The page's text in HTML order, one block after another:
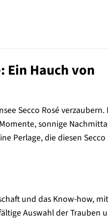
Ein Hauch von
Secco Rosé verzaubern.
sonnige
Perlage, die diesen Secco
und das Know-how,
Auswahl der Trauben